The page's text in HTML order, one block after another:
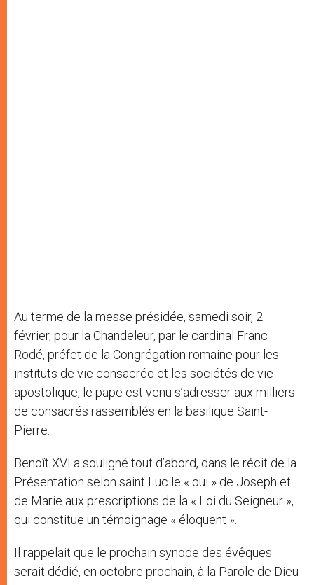
Au terme de la messe présidée, samedi soir, 2
février, pour la Chandeleur, par le cardinal Franc
Rodé, préfet de la Congrégation romaine pour les
instituts de vie consacrée et les sociétés de vie
apostolique, le pape est venu s’adresser aux milliers
de consacrés rassemblés en la basilique Saint-
Pierre.
Benoît XVI a souligné tout d’abord, dans le récit de la
Présentation selon saint Luc le « oui » de Joseph et
de Marie aux prescriptions de la « Loi du Seigneur »,
qui constitue un témoignage « éloquent ».
Il rappelait que le prochain synode des évêques
serait dédié, en octobre prochain, à la Parole de Dieu